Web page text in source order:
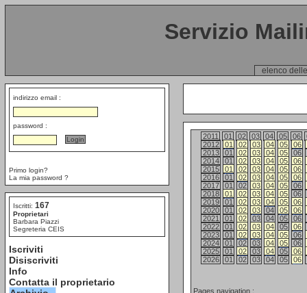
Servizio
elenco
indirizzo email :
password :
Primo login?
La mia password ?
Iscritti: 167
Proprietari
Barbara Piazzi
Segreteria CEIS
Iscriviti
Disiscriviti
Info
Contatta il proprietario
2011 01 02 03 04 05 06
2012
01 02 03 04 05
06
2013
01 02 03 04 05
06
2014
01 02 03 04 05
06
2015
01 02 03 04 05
06
2016
01 02 03 04 05
06
2017
01 02 03 04 05
06
2018
01 02 03 04 05
06
2019
01 02 03 04 05
06
2020
01 02 03 04 05
06
2021
01 02 03 04 05
06
2022
01 02 03 04 05
06
2023
01 02 03 04 05
06
2024
01 02 03 04 05
06
2025
01 02 03 04 05
06
2026
01 02 03 04 05 06
Pages navigation :